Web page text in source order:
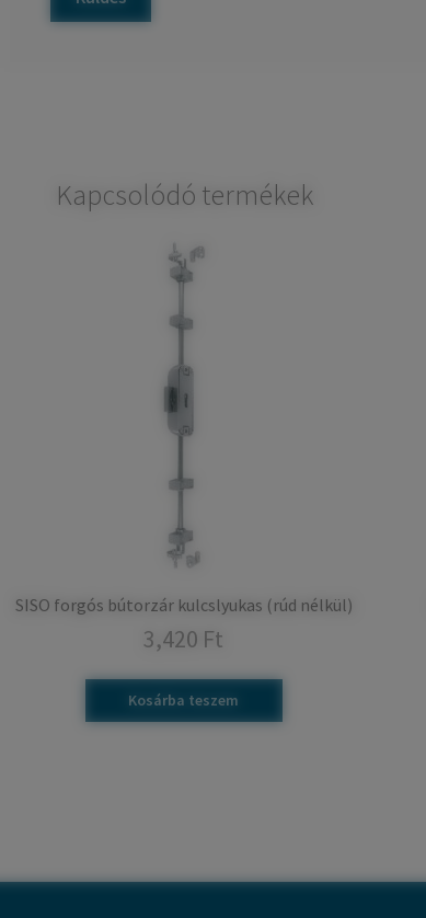
Kapcsolódó termékek
SISO forgós bútorzár kulcslyukas (rúd nélkül)
3,420 Ft
Kosárba teszem